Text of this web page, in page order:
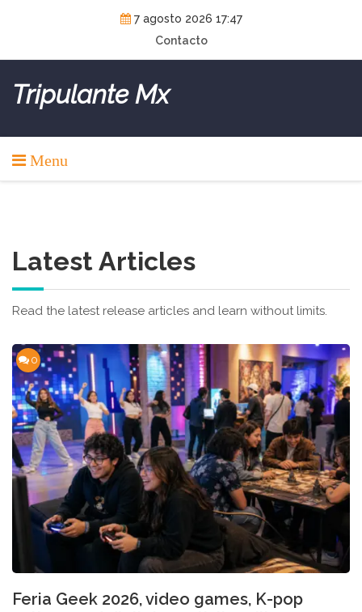
7 agosto 2026 17:47
Contacto
Tripulante Mx
Menu
Latest Articles
Read the latest release articles and learn without limits.
0
Feria Geek 2026, video games, K-pop